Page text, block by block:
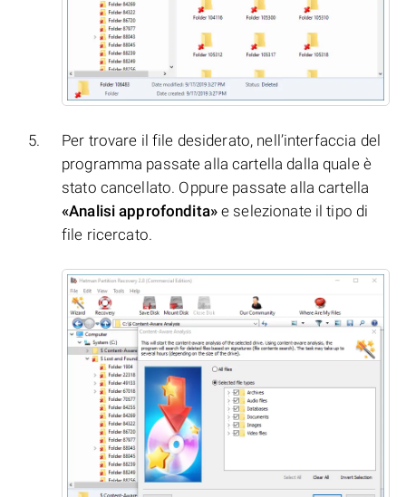
Per trovare il file desiderato, nell’interfaccia del
programma passate alla cartella dalla quale è
stato cancellato. Oppure passate alla cartella
«Analisi approfondita»e selezionate il tipo di
file ricercato.